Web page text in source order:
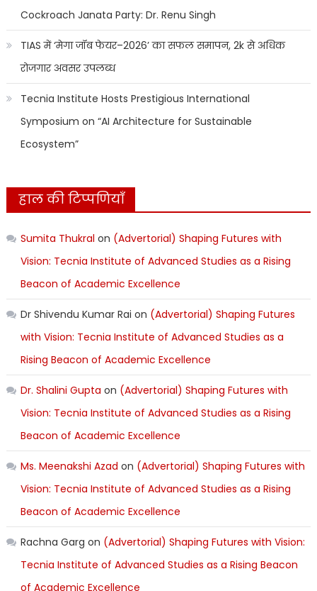
Cockroach Janata Party: Dr. Renu Singh
TIAS में ‘मेगा जॉब फेयर–2026’ का सफल समापन, 2k से अधिक
रोजगार अवसर उपलब्ध
Tecnia Institute Hosts Prestigious International
Symposium on “AI Architecture for Sustainable
Ecosystem”
हाल की टिप्पणियाँ
Sumita Thukral on (Advertorial) Shaping Futures with
Vision: Tecnia Institute of Advanced Studies as a Rising
Beacon of Academic Excellence
Dr Shivendu Kumar Rai on (Advertorial) Shaping Futures
with Vision: Tecnia Institute of Advanced Studies as a
Rising Beacon of Academic Excellence
Dr. Shalini Gupta on (Advertorial) Shaping Futures with
Vision: Tecnia Institute of Advanced Studies as a Rising
Beacon of Academic Excellence
Ms. Meenakshi Azad on (Advertorial) Shaping Futures with
Vision: Tecnia Institute of Advanced Studies as a Rising
Beacon of Academic Excellence
Rachna Garg on (Advertorial) Shaping Futures with Vision:
Tecnia Institute of Advanced Studies as a Rising Beacon
of Academic Excellence